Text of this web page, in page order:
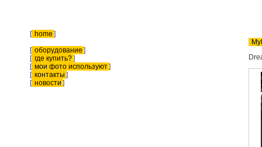
[ home ]
[ оборудование ]
[ где купить?]
[ мои фото используют]
[ контакты ]
[ новости ]